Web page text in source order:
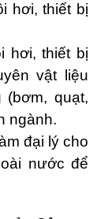
hơi, thiết bị
hơi, thiết bị
vật liệu
(bơm, quạt,
ngành.
đại lý cho
nước để